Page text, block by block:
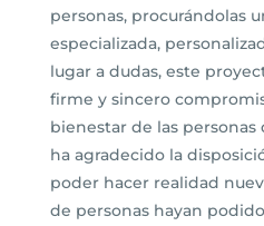
personas, procurándolas
especializada,
lugar a dudas, este
firme y sincero
bienestar de las personas
ha agradecido la
poder hacer realidad
de personas hayan